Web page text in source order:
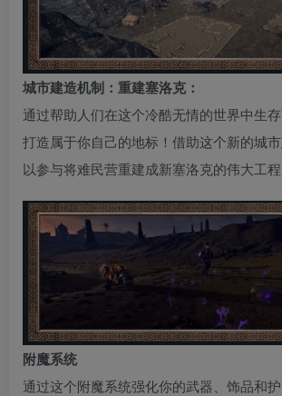
城市建造机制：重建塞洛克：
通过帮助人们在这个冷酷无情的世界中生
打造属于你自己的地标！借助这个新的城
以参与将难民营重建成新塞洛克的伟大工程
附魔系统
通过这个附魔系统强化你的武器、饰品和